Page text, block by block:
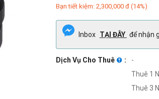
Bạn tiết kiệm: 2,300,000đ(14%)
Inbox TẠI ĐÂY để nhận
Dịch Vụ Cho Thuê :
-
Thuê 1
Thuê 3